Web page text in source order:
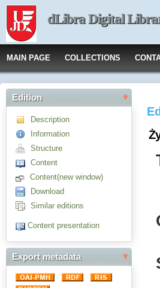
dLibra Digital
MAIN PAGE COLLECTIONS
Edition
Description
Information
Structure
Content
Content(new window)
Download
Similar editions
Content presentation
Export metadata